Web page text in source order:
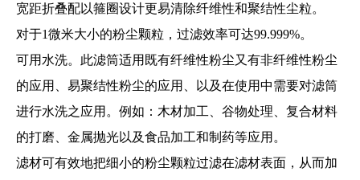
宽距折叠配以箍圈设计更易清除纤维性和聚结性尘粒。
对于1微米大小的粉尘颗粒，过滤效率可达99.999%。
可用水洗。此滤筒适用既有纤维性粉尘又有非纤维性粉尘
的应用、易聚结性粉尘的应用、以及在使用中需要对滤筒
进行水洗之应用。例如：木材加工、谷物处理、复合材料
的打磨、金属抛光以及食品加工和制药等应用。
滤材可有效地把细小的粉尘颗粒过滤在滤材表面，从而加